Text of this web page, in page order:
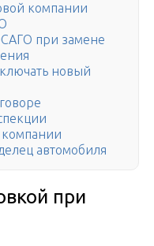
компании
при замене
новый
компании
автомобиля
при